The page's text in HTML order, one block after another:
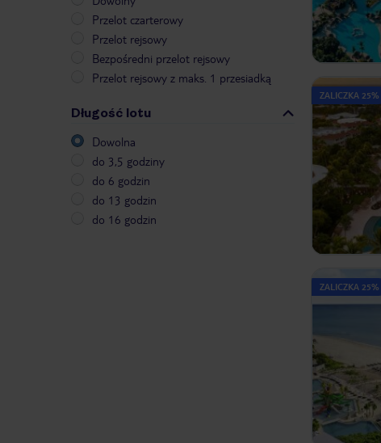
Przelot czarterowy
Przelot rejsowy
Bezpośredni przelot rejsowy
Przelot rejsowy z maks. 1 przesiadką
Długość lotu
Dowolna
do 3,5 godziny
do 6 godzin
do 13 godzin
do 16 godzin
ZALICZKA 25%
ZALICZKA 25%